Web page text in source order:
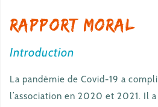
Rapport moral
Introduction
La pandémie de Covid-19 a
l’association en 2020 et 2021. Il